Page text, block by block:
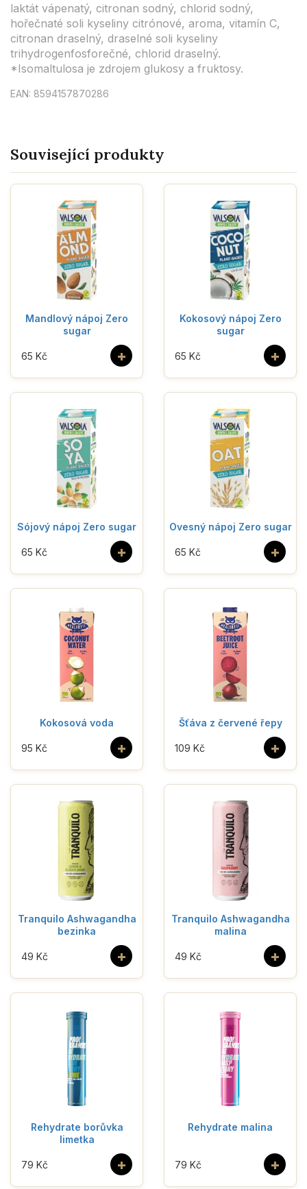
laktát vápenatý, citronan sodný, chlorid sodný,
hořečnaté soli kyseliny citrónové, aroma, vitamín C,
citronan draselný, draselné soli kyseliny
trihydrogenfosforečné, chlorid draselný.
*Isomaltulosa je zdrojem glukosy a fruktosy.
EAN: 8594157870286
Související produkty
Mandlový nápoj Zero
sugar
+
65 Kč
Kokosový nápoj Zero
sugar
+
65 Kč
Sójový nápoj Zero sugar
+
65 Kč
Ovesný nápoj Zero sugar
+
65 Kč
Kokosová voda
+
95 Kč
Šťáva z červené řepy
+
109 Kč
Tranquilo Ashwagandha
bezinka
+
49 Kč
Tranquilo Ashwagandha
malina
+
49 Kč
Rehydrate borůvka
limetka
+
79 Kč
Rehydrate malina
+
79 Kč